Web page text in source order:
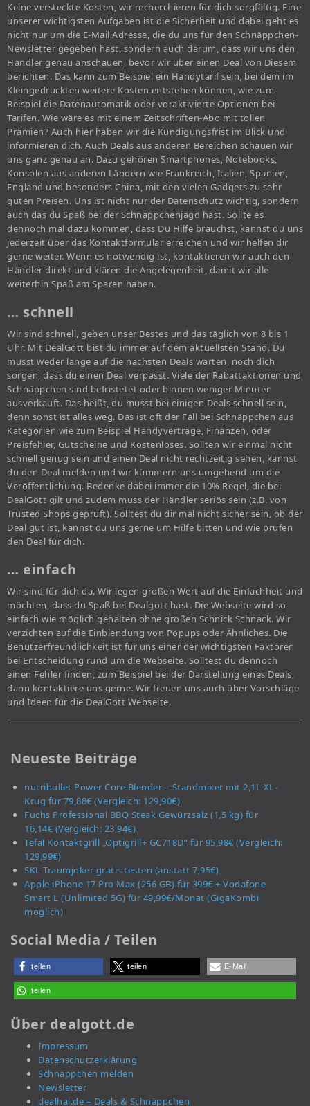
Keine versteckte Kosten, wir recherchieren für dich sorgfältig. Eine
unserer wichtigsten Aufgaben ist die Sicherheit und dabei geht es
nicht nur um die E-Mail Adresse, die du uns für den Schnäppchen-
Newsletter gegeben hast, sondern auch darum, dass wir uns den
Händler genau anschauen, bevor wir über einen Deal von Diesem
berichten. Das kann zum Beispiel ein Handytarif sein, bei dem im
Kleingedruckten weitere Kosten entstehen können, wie zum
Beispiel die Datenautomatik oder voraktivierte Optionen bei
Tarifen. Wie wäre es mit einem Zeitschriften-Abo mit tollen
Prämien? Auch hier haben wir die Kündigungsfrist im Blick und
informieren dich. Auch Deals aus anderen Bereichen schauen wir
uns ganz genau an. Dazu gehören Smartphones, Notebooks,
Konsolen aus anderen Ländern wie Frankreich, Italien, Spanien,
England und besonders China, mit den vielen Gadgets zu sehr
guten Preisen. Uns ist nicht nur der Datenschutz wichtig, sondern
auch das du Spaß bei der Schnäppchenjagd hast. Sollte es
dennoch mal dazu kommen, dass Du Hilfe brauchst, kannst du uns
jederzeit über das Kontaktformular erreichen und wir helfen dir
gerne weiter. Wenn es notwendig ist, kontaktieren wir auch den
Händler direkt und klären die Angelegenheit, damit wir alle
weiterhin Spaß am Sparen haben.
… schnell
Wir sind schnell, geben unser Bestes und das täglich von 8 bis 1
Uhr. Mit DealGott bist du immer auf dem aktuellsten Stand. Du
musst weder lange auf die nächsten Deals warten, noch dich
sorgen, dass du einen Deal verpasst. Viele der Rabattaktionen und
Schnäppchen sind befristetet oder binnen weniger Minuten
ausverkauft. Das heißt, du musst bei einigen Deals schnell sein,
denn sonst ist alles weg. Das ist oft der Fall bei Schnäppchen aus
Kategorien wie zum Beispiel Handyverträge, Finanzen, oder
Preisfehler, Gutscheine und Kostenloses. Sollten wir einmal nicht
schnell genug sein und einen Deal nicht rechtzeitig sehen, kannst
du den Deal melden und wir kümmern uns umgehend um die
Veröffentlichung. Bedenke dabei immer die 10% Regel, die bei
DealGott gilt und zudem muss der Händler seriös sein (z.B. von
Trusted Shops geprüft). Solltest du dir mal nicht sicher sein, ob der
Deal gut ist, kannst du uns gerne um Hilfe bitten und wie prüfen
den Deal für dich.
… einfach
Wir sind für dich da. Wir legen großen Wert auf die Einfachheit und
möchten, dass du Spaß bei Dealgott hast. Die Webseite wird so
einfach wie möglich gehalten ohne großen Schnick Schnack. Wir
verzichten auf die Einblendung von Popups oder Ähnliches. Die
Benutzerfreundlichkeit ist für uns einer der wichtigsten Faktoren
bei Entscheidung rund um die Webseite. Solltest du dennoch
einen Fehler finden, zum Beispiel bei der Darstellung eines Deals,
dann kontaktiere uns gerne. Wir freuen uns auch über Vorschläge
und Ideen für die DealGott Webseite.
Neueste Beiträge
nutribullet Power Core Blender – Standmixer mit 2,1L XL-
Krug für 79,88€ (Vergleich: 129,90€)
Fuchs Professional BBQ Steak Gewürzsalz (1,5 kg) für
16,14€ (Vergleich: 23,94€)
Tefal Kontaktgrill „Optigrill+ GC718D“ für 95,98€ (Vergleich:
129,99€)
SKL Traumjoker gratis testen (anstatt 7,95€)
Apple iPhone 17 Pro Max (256 GB) für 399€ + Vodafone
Smart L (Unlimited 5G) für 49,99€/Monat (GigaKombi
möglich)
Social Media / Teilen
teilen teilen E-Mail
teilen
Über dealgott.de
Impressum
Datenschutzerklärung
Schnäppchen melden
Newsletter
dealhai.de – Deals & Schnäppchen